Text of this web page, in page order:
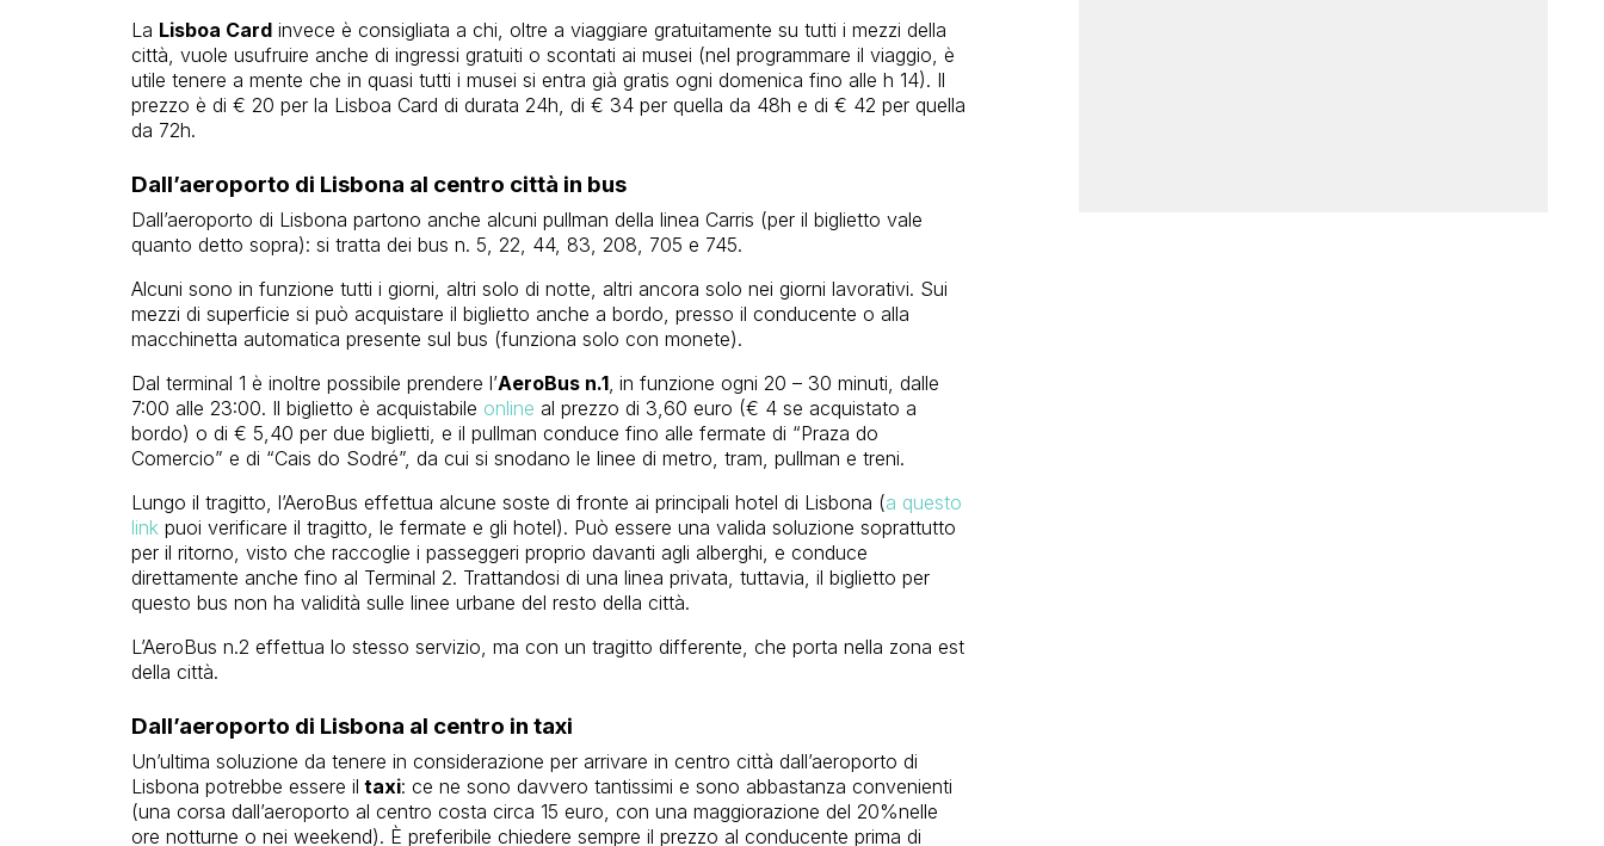
La Lisboa Cardinvece è consigliata a chi, oltre a viaggiare gratuitamente su tutti i mezzi della
città, vuole usufruire anche di ingressi gratuiti o scontati ai musei (nel programmare il viaggio, è
utile tenere a mente che in quasi tutti i musei si entra già gratis ogni domenica fino alle h 14). Il
prezzo è di € 20 per la Lisboa Card di durata 24h, di € 34 per quella da 48h e di € 42 per quella
da 72h.
Dall’aeroporto di Lisbona al centro città in bus
Dall’aeroporto di Lisbona partono anche alcuni pullman della linea Carris (per il biglietto vale
quanto detto sopra): si tratta dei bus n. 5, 22, 44, 83, 208, 705 e 745.
Alcuni sono in funzione tutti i giorni, altri solo di notte, altri ancora solo nei giorni lavorativi. Sui
mezzi di superficie si può acquistare il biglietto anche a bordo, presso il conducente o alla
macchinetta automatica presente sul bus (funziona solo con monete).
Dal terminal 1 è inoltre possibile prendere l’AeroBus n.1, in funzione ogni 20 – 30 minuti, dalle
7:00 alle 23:00. Il biglietto è acquistabile online al prezzo di 3,60 euro (€ 4 se acquistato a
bordo) o di € 5,40 per due biglietti, e il pullman conduce fino alle fermate di “Praza do
Comercio” e di “Cais do Sodré”, da cui si snodano le linee di metro, tram, pullman e treni.
Lungo il tragitto, l’AeroBus effettua alcune soste di fronte ai principali hotel di Lisbona (a questo
linkpuoi verificare il tragitto, le fermate e gli hotel). Può essere una valida soluzione soprattutto
per il ritorno, visto che raccoglie i passeggeri proprio davanti agli alberghi, e conduce
direttamente anche fino al Terminal 2. Trattandosi di una linea privata, tuttavia, il biglietto per
questo bus non ha validità sulle linee urbane del resto della città.
L’AeroBus n.2 effettua lo stesso servizio, ma con un tragitto differente, che porta nella zona est
della città.
Dall’aeroporto di Lisbona al centro in taxi
Un’ultima soluzione da tenere in considerazione per arrivare in centro città dall’aeroporto di
Lisbona potrebbe essere il taxi: ce ne sono davvero tantissimi e sono abbastanza convenienti
(una corsa dall’aeroporto al centro costa circa 15 euro, con una maggiorazione del 20%nelle
ore notturne o nei weekend). È preferibile chiedere sempre il prezzo al conducente prima di